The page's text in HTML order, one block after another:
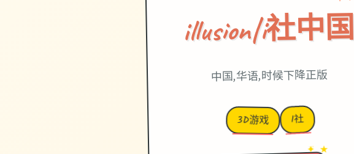
illusion|i社中国
中国,华语,时候下降正版
3D游戏 I社
→
✦ ★